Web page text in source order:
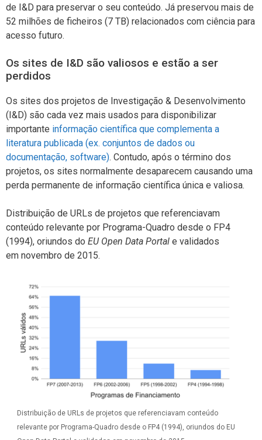
de I&D para preservar o seu conteúdo. Já preservou mais de
52 milhões de ficheiros (7 TB) relacionados com ciência para
acesso futuro.
Os sites de I&D são valiosos e estão a ser
perdidos
Os sites dos projetos de Investigação & Desenvolvimento
(I&D) são cada vez mais usados para disponibilizar
importante informação científica que complementa a
literatura publicada (ex. conjuntos de dados ou
documentação, software). Contudo, após o término dos
projetos, os sites normalmente desaparecem causando uma
perda permanente de informação científica única e valiosa.
Distribuição de URLs de projetos que referenciavam
conteúdo relevante por Programa-Quadro desde o FP4
(1994), oriundos do EU Open Data Portal e validados
em novembro de 2015.
Distribuição de URLs de projetos que referenciavam conteúdo
relevante por Programa-Quadro desde o FP4 (1994), oriundos do EU